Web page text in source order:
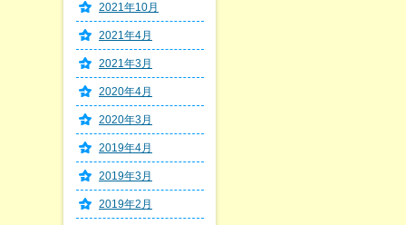
2021年10月
2021年4月
2021年3月
2020年4月
2020年3月
2019年4月
2019年3月
2019年2月